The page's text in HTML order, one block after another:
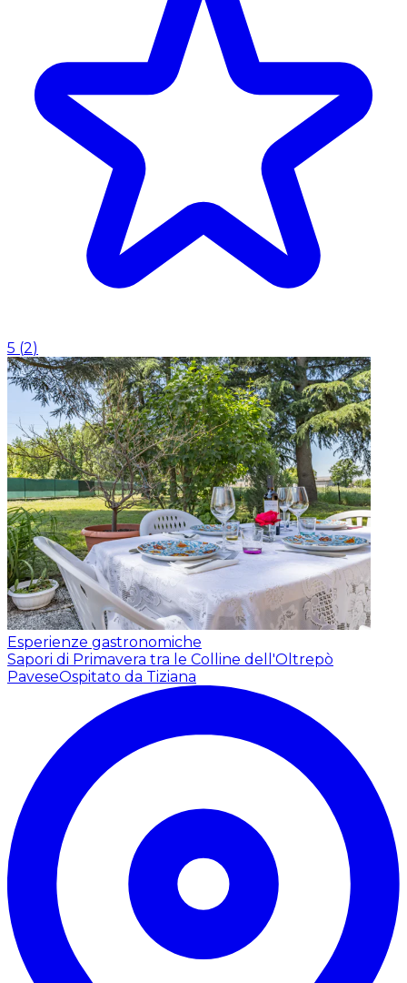
5 (2)
Esperienze gastronomiche
Sapori di Primavera tra le Colline dell'Oltrepò
PaveseOspitato da Tiziana